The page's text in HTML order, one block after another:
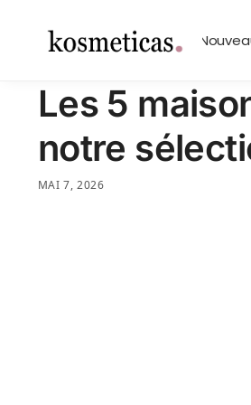
Marques
Search
Les 5
notre
MAI 7, 2026